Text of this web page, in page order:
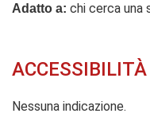
Adatto a: chi cerca una
ACCESSIBILITÀ
Nessuna indicazione.